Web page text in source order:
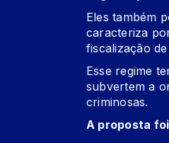
Eles também
caracteriza
fiscalização
Esse regime
subvertem a
criminosas.
A proposta